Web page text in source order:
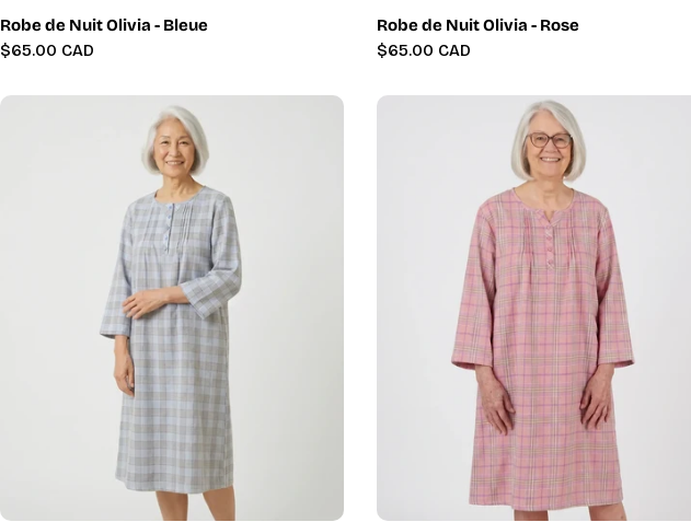
Robe de Nuit Olivia - Bleue
Prix
régulier
$65.00 CAD
Robe de Nuit Olivia - Rose
Prix
régulier
$65.00 CAD